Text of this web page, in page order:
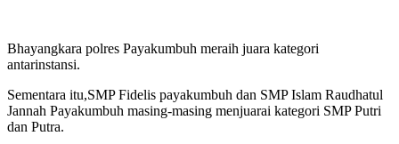
Bhayangkara polres Payakumbuh meraih juara kategori
antarinstansi.
Sementara itu,SMP Fidelis payakumbuh dan SMP Islam Raudhatul
Jannah Payakumbuh masing-masing menjuarai kategori SMP Putri
dan Putra.